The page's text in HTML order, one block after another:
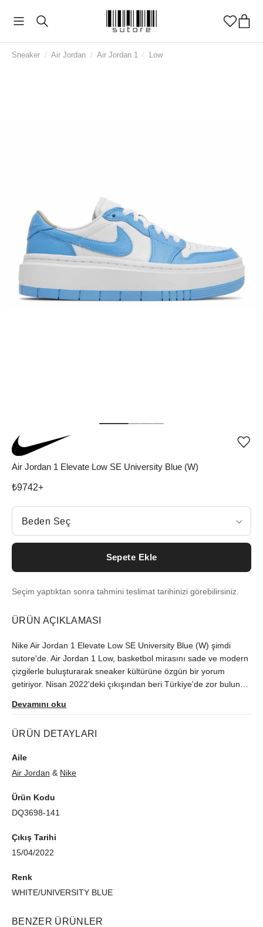
Sneaker / Air Jordan / Air Jordan 1 / Low
Air Jordan 1 Elevate Low SE University Blue (W)
₺9742+
Beden Seç
Beden Seç
Sepete Ekle
Seçim yaptıktan sonra tahmini teslimat tarihinizi görebilirsiniz.
ÜRÜN AÇIKLAMASI
Nike Air Jordan 1 Elevate Low SE University Blue (W) şimdi
sutore'de. Air Jordan 1 Low, basketbol mirasını sade ve modern
çizgilerle buluşturarak sneaker kültürüne özgün bir yorum
getiriyor. Nisan 2022'deki çıkışından beri Türkiye'de zor bulunan
Devamını oku
ÜRÜN DETAYLARI
Aile
Air Jordan & Nike
Ürün Kodu
DQ3698-141
Çıkış Tarihi
15/04/2022
Renk
WHITE/UNIVERSITY BLUE
BENZER ÜRÜNLER